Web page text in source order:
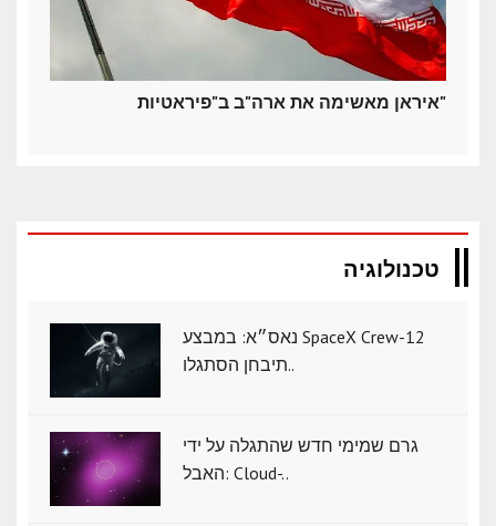
איראן מאשימה את ארה"ב ב"פיראטיות"
טכנולוגיה
נאס״א: במבצע SpaceX Crew-12
תיבחן הסתגלו..
גרם שמימי חדש שהתגלה על ידי
האבל: Cloud-..